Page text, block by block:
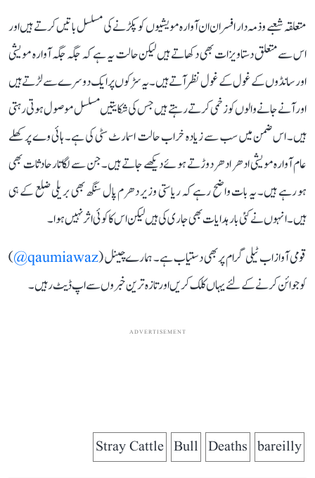
متعلقہ شعبے و ذمہ دار افسران ان آوارہ مویشیوں کو پکڑنے کی مسلسل باتیں کرتے ہیں اور
اس سے متعلق دستاویزات بھی دکھاتے ہیں لیکن حالت یہ ہے کہ جگہ جگہ آوارہ مویشی
اور سانڈوں کے غول کے غول نظر آتے ہیں۔ یہ سڑکوں پر ایک دوسرے سے لڑتے ہیں
اور آنے جانے والوں کو زخمی کرتے رہتے ہیں جس کی شکایتیں مسلسل موصول ہوتی رہتی
ہیں۔ اس ضمن میں سب سے زیادہ خراب حالت اسمارٹ سٹی کی ہے۔ ہائی وے پر کھلے
عام آوارہ مویشی ادھر ادھر دوڑتے ہوئے دیکھے جاتے ہیں۔ جن سے لگاتار حادثات بھی
ہو رہے ہیں۔ یہ بات واضح رہے کہ ریاستی وزیر دھرم پال سنگھ بھی بریلی ضلع کے ہی
ہیں۔ انہوں نے کئی بار ہدایات بھی جاری کی ہیں لیکن اس کا کوئی اثر نہیں ہوا۔
قومی آواز اب ٹیلی گرام پر بھی دستیاب ہے۔ ہمارے چینل (qaumiawaz@
)
کو جوائن کرنے کے لئے یہاں کلک کریں اور تازہ ترین خبروں سے اپ ڈیٹ رہیں۔
ADVERTISEMENT
bareilly
Deaths
Bull
Stray Cattle